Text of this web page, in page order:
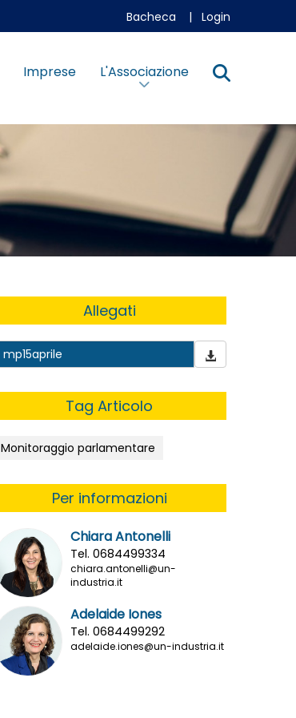
Bacheca | Login
Imprese L'Associazione
Allegati
mp15aprile
Tag Articolo
Monitoraggio parlamentare
Per informazioni
Chiara Antonelli
Tel. 0684499334
chiara.antonelli@un-
industria.it
Adelaide Iones
Tel. 0684499292
adelaide.iones@un-industria.it